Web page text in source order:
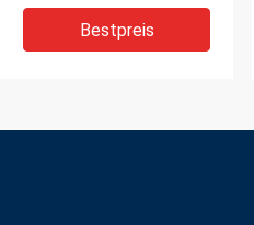
Bestpreis